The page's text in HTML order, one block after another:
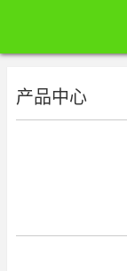
产品中心